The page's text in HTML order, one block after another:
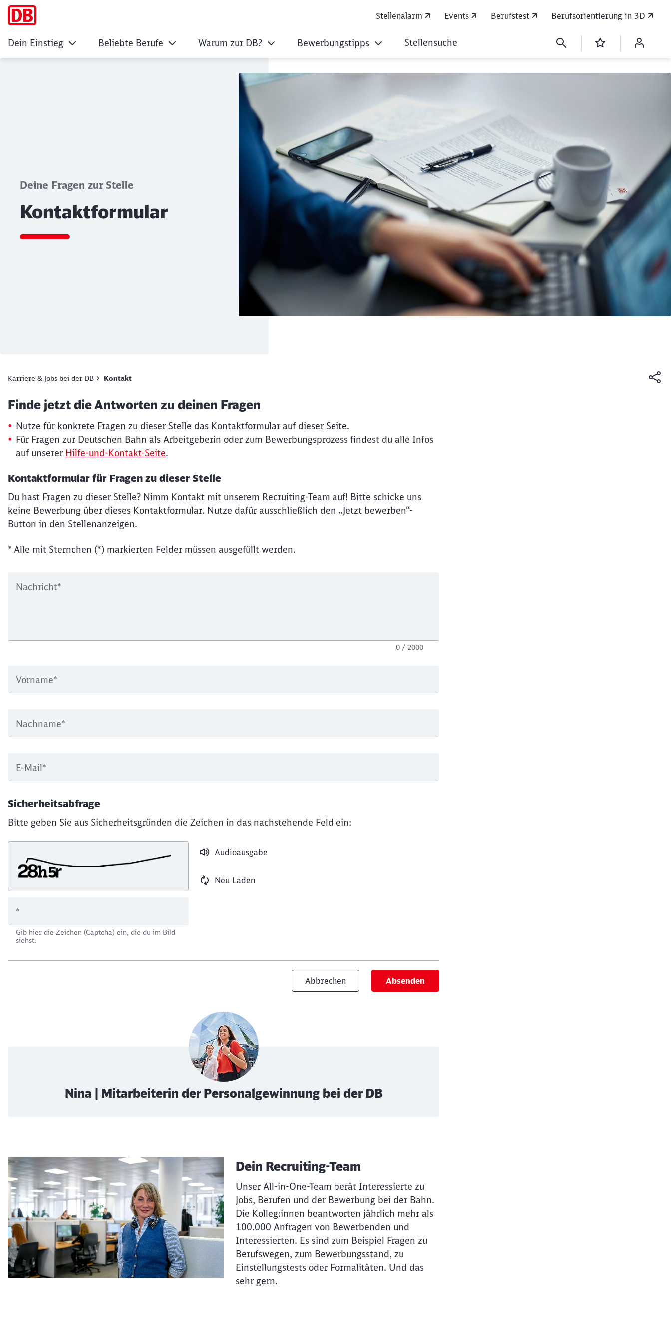
Stellenalarm Events Berufstest Berufsorientierung in 3D
Dein Einstieg Beliebte Berufe Warum zur DB? Bewerbungstipps Stellensuche
Deine Fragen zur Stelle
Kontaktformular
Karriere & Jobs bei der DB Kontakt
19. März 2026, 15:13 Uhr
Artikel:
Kontaktformular
Finde jetzt die Antworten zu deinen Fragen
Nutze für konkrete Fragen zu dieser Stelle das Kontaktformular auf dieser Seite.
Für Fragen zur Deutschen Bahn als Arbeitgeberin oder zum Bewerbungsprozess findest du alle Infos
auf unserer Hilfe-und-Kontakt-Seite.
Kontaktformular für Fragen zu dieser Stelle
Du hast Fragen zu dieser Stelle? Nimm Kontakt mit unserem Recruiting-Team auf! Bitte schicke uns
keine Bewerbung über dieses Kontaktformular. Nutze dafür ausschließlich den „Jetzt bewerben“-
Button in den Stellenanzeigen.
* Alle mit Sternchen (*) markierten Felder müssen ausgefüllt werden.
Nachricht*
0 / 2000
Vorname*
Nachname*
E-Mail*
Sicherheitsabfrage
Bitte geben Sie aus Sicherheitsgründen die Zeichen in das nachstehende Feld ein:
Audioausgabe
Neu Laden
*
Gib hier die Zeichen (Captcha) ein, die du im Bild
siehst.
Abbrechen Absenden
Nina | Mitarbeiterin der Personalgewinnung bei der DB
Dein Recruiting-Team
Unser All-in-One-Team berät Interessierte zu
Jobs, Berufen und der Bewerbung bei der Bahn.
Die Kolleg:innen beantworten jährlich mehr als
100.000 Anfragen von Bewerbenden und
Interessierten. Es sind zum Beispiel Fragen zu
Berufswegen, zum Bewerbungsstand, zu
Einstellungstests oder Formalitäten. Und das
sehr gern.